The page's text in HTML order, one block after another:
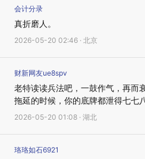
会计分录
真折磨人。
2026-05-20 02:46 · 北京
财新网友ue8spv
老特读读兵法吧，一鼓作气，再而
拖延的时候，你的底牌都泄得七七
2026-05-20 01:08 · 湖北
珞珞如石6921